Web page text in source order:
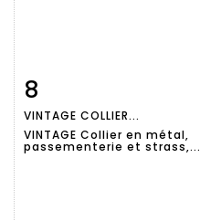
détaillée
8
VINTAGE COLLIER...
VINTAGE Collier en métal,
passementerie et strass,...